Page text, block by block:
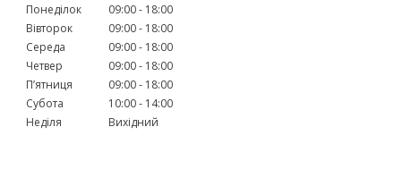
Понеділок 09:00
18:00
Вівторок
09:00
18:00
Середа
09:00
18:00
Четвер
09:00
18:00
Пʼятниця
09:00
18:00
Субота
10:00
14:00
Неділя
Вихідний